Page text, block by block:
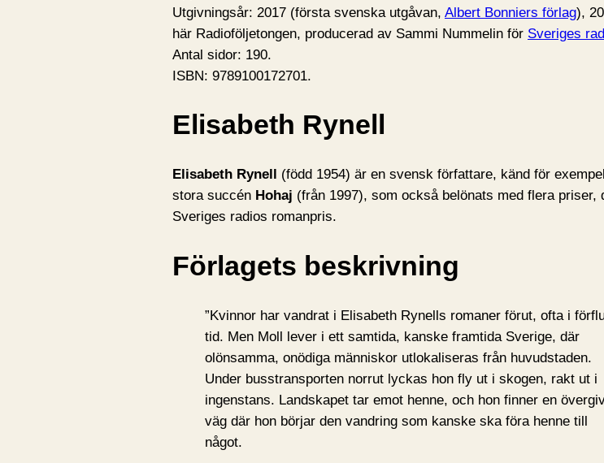
Utgivningsår: 2017 (första svenska utgåvan, Albert Bonniers förlag),
här Radioföljetongen, producerad av Sammi Nummelin för Sveriges
Antal sidor: 190.
ISBN: 9789100172701.
Elisabeth Rynell
Elisabeth Rynell
(född 1954) är en svensk författare, känd för
stora succén Hohaj (från 1997), som också belönats med flera priser,
Sveriges radios romanpris.
Förlagets beskrivning
”Kvinnor har vandrat i Elisabeth Rynells romaner förut, ofta i
tid. Men Moll lever i ett samtida, kanske framtida Sverige, där
olönsamma, onödiga människor utlokaliseras från huvudstaden.
Under busstransporten norrut lyckas hon fly ut i skogen, rakt ut i
ingenstans. Landskapet tar emot henne, och hon finner en
väg där hon börjar den vandring som kanske ska föra henne till
något.